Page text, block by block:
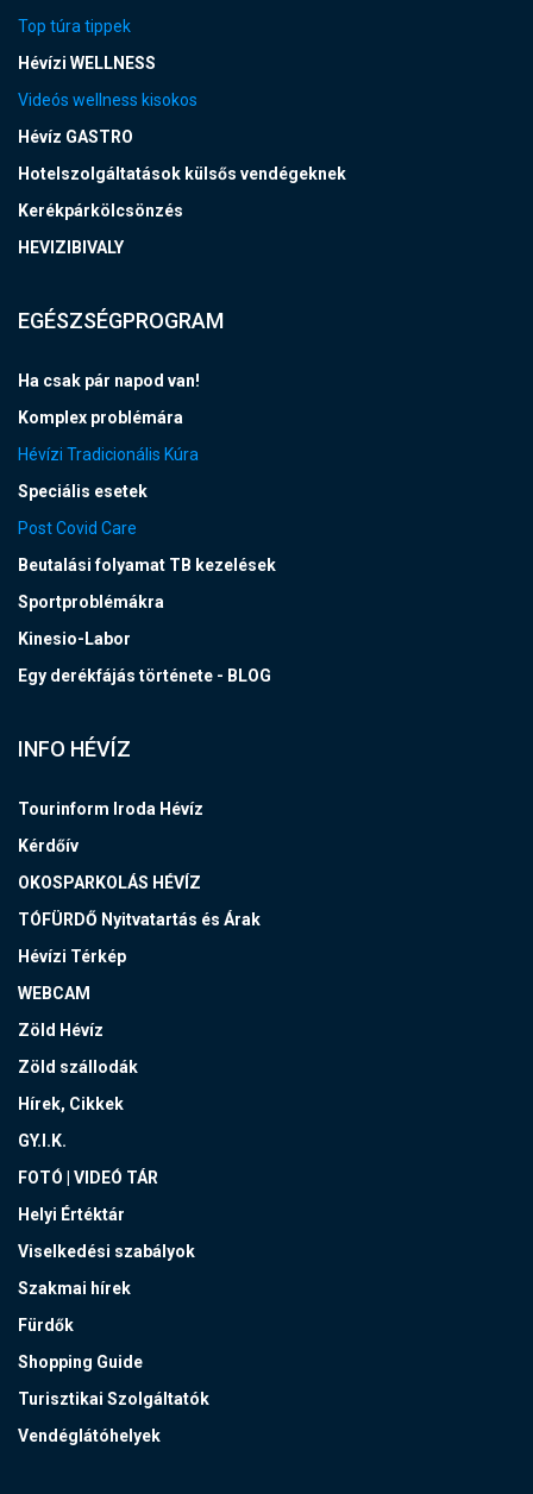
Top túra tippek
Hévízi WELLNESS
Videós wellness kisokos
Hévíz GASTRO
Hotelszolgáltatások külsős vendégeknek
Kerékpárkölcsönzés
HEVIZIBIVALY
EGÉSZSÉGPROGRAM
Ha csak pár napod van!
Komplex problémára
Hévízi Tradicionális Kúra
Speciális esetek
Post Covid Care
Beutalási folyamat TB kezelések
Sportproblémákra
Kinesio-Labor
Egy derékfájás története - BLOG
INFO HÉVÍZ
Tourinform Iroda Hévíz
Kérdőív
OKOSPARKOLÁS HÉVÍZ
TÓFÜRDŐ Nyitvatartás és Árak
Hévízi Térkép
WEBCAM
Zöld Hévíz
Zöld szállodák
Hírek, Cikkek
GY.I.K.
FOTÓ | VIDEÓ TÁR
Helyi Értéktár
Viselkedési szabályok
Szakmai hírek
Fürdők
Shopping Guide
Turisztikai Szolgáltatók
Vendéglátóhelyek